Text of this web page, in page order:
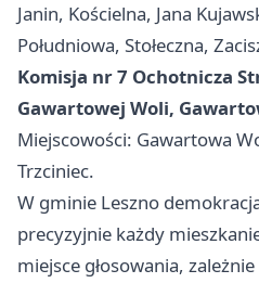
Janin, Kościelna, Jana
Południowa, Stołeczna,
Komisja nr 7 Ochotnicza
Gawartowej Woli,
Miejscowości: Gawartowa
Trzciniec.
W gminie Leszno
precyzyjnie każdy
miejsce głosowania,